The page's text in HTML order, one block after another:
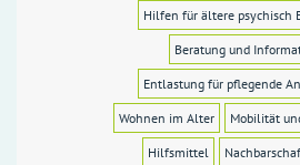
Hilfen für ältere psychisch
Beratung und
Entlastung für pflegende
Wohnen im Alter Mobilität
Hilfsmittel